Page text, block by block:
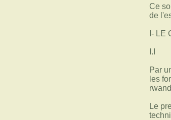
Ce
de
I- LE
I.I
Par
les
Le